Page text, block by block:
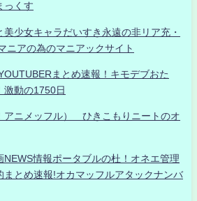
っくす
少女キャラだいすき永遠の非リア充・
ニアの為のマニアックサイト
まとめ速報！キモデブおた
激動の1750日
アニメッフル） ひきこもりニートのオ
NEWS情報ポータブルの杜！オネエ管理
まとめ速報!オカマッフルアタックナンバ